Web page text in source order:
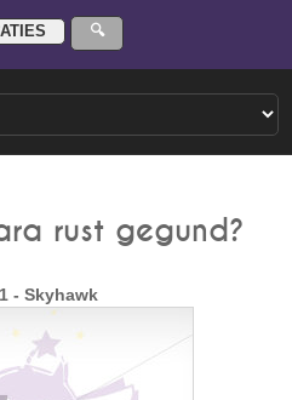
rust gegund?
- Skyhawk